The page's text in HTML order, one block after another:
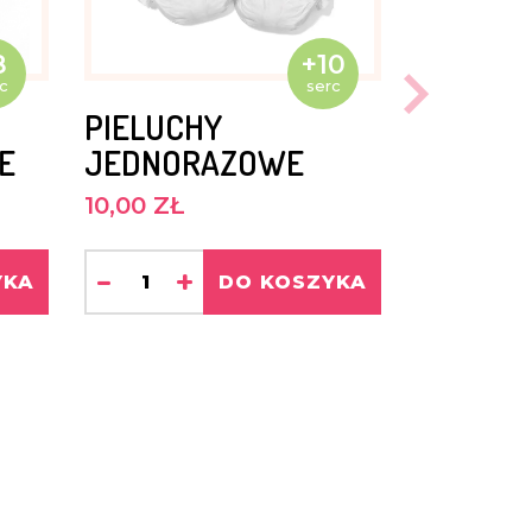
+10
serc
PIELUCHY
JEDNORAZOWE
10,00 ZŁ
- + DO KOSZYKA